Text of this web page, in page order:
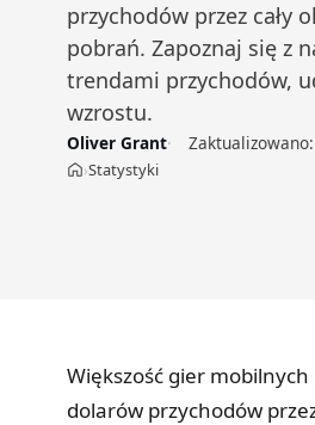
przychodów przez cały
pobrań. Zapoznaj się z
trendami przychodów,
wzrostu.
Oliver Grant Zaktualizowano:
Strona główna
›Statystyki
Większość gier
dolarów przychodów